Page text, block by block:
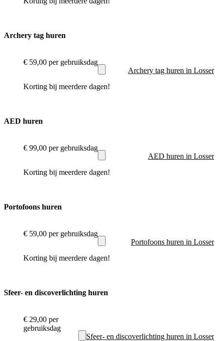
Archery tag huren
€ 59,00 per gebruiksdag
Korting bij meerdere dagen!
Archery tag huren in Losser
AED huren
€ 99,00 per gebruiksdag
Korting bij meerdere dagen!
AED huren in Losser
Portofoons huren
€ 59,00 per gebruiksdag
Korting bij meerdere dagen!
Portofoons huren in Losser
Sfeer- en discoverlichting huren
€ 29,00 per
gebruiksdag
Sfeer- en discoverlichting huren in Losser